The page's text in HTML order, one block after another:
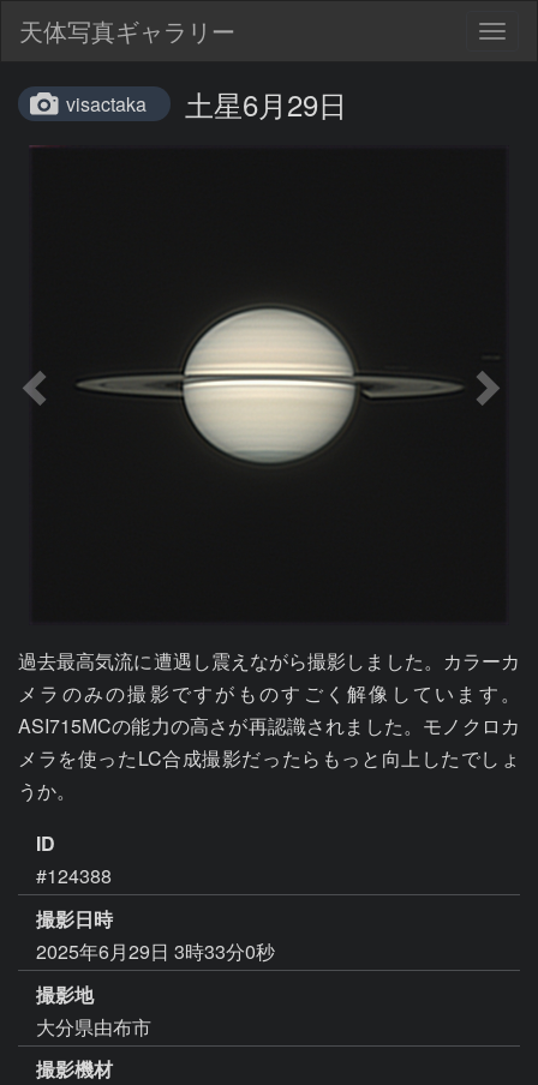
天体写真ギャラリー
visactaka 土星6月29日
過去最高気流に遭遇し震えながら撮影しました。カラーカ
メラのみの撮影ですがものすごく解像しています。
ASI715MCの能力の高さが再認識されました。モノクロカ
メラを使ったLC合成撮影だったらもっと向上したでしょ
ID
#124388
撮影日時
2025年6月29日 3時33分0秒
撮影地
大分県由布市
撮影機材